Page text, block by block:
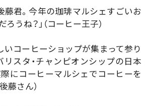
藤君。今年の珈琲マルシェすごいお
うね？」（コーヒー王子）
いコーヒーショップが集まって参り
リスタ・チャンピオンシップの日本
にコーヒーマルシェでコーヒーを
藤さん）